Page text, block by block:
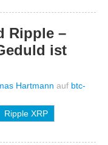
Ripple –
ist
Hartmann auf btc-
Ripple XRP